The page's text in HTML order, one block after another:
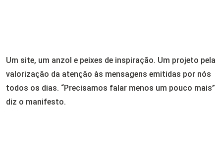
Um site, um anzol e peixes de inspiração. Um projeto pela
valorização da atenção às mensagens emitidas por nós
todos os dias. “Precisamos falar menos um pouco mais”
diz o manifesto.